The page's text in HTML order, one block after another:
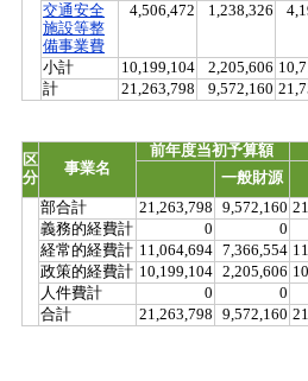
交通安全
施設等整
備事業費
4,506,472 1,238,326
小計 10,199,104 2,205,606
計
21,263,798 9,572,160
区
分
事業名
前年度当初予算額
一般財源
部合計
21,263,798 9,572,160
義務的経費計
0 0
経常的経費計 11,064,694 7,366,554
政策的経費計 10,199,104 2,205,606
人件費計
0 0
合計
21,263,798 9,572,160